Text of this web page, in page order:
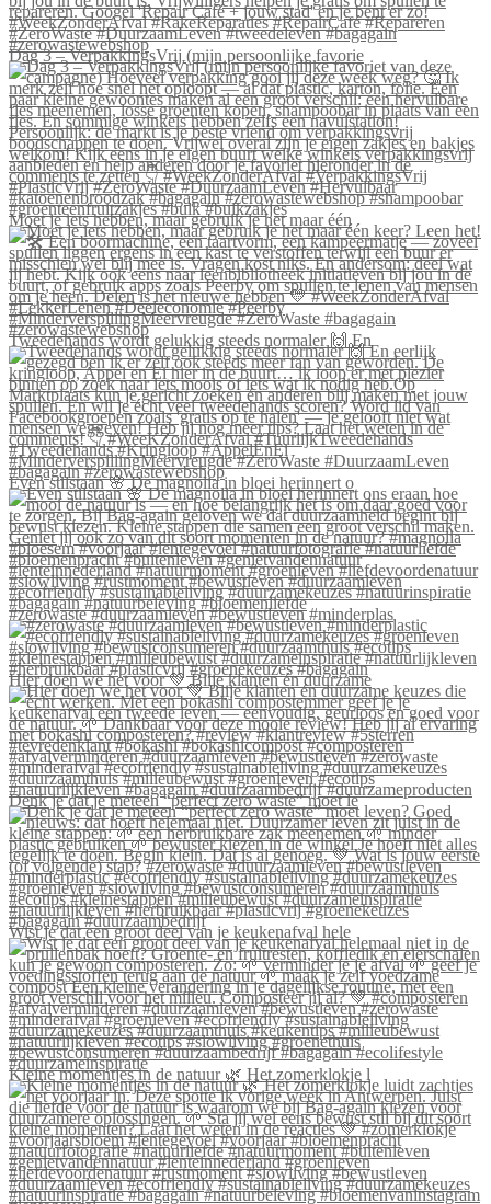
Dag 3 – VerpakkingsVrij (mijn persoonlijke favorie
Moet je iets hebben, maar gebruik je het maar één
Tweedehands wordt gelukkig steeds normaler 🙌 En
Even stilstaan 🌸 De magnolia in bloei herinnert o
#zerowaste #duurzaamleven #bewustleven #minderplas
Hier doen we het voor 💚 Blije klanten én duurzame
Denk je dat je meteen “perfect zero waste” moet le
Wist je dat een groot deel van je keukenafval hele
Kleine momentjes in de natuur 🌿 Het zomerklokje l